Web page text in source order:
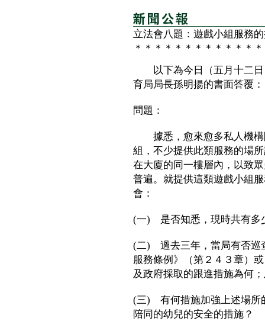
立法會八題：遊戲小組服務
＊＊＊＊＊＊＊＊＊＊＊＊
以下為今日（五月十二日
育局局長孫明揚的書面答覆：
問題：
據悉，愈來愈多私人機構
組，不少提供此類服務的場
在大廈的同一樓層內，以致
普遍。就提供這類遊戲小組
會：
(一) 是否知悉，現時共有多
(二) 過去三年，當局有否巡
服務條例》（第２４３章）
及政府採取的跟進措施為何
(三) 有何措施加強上述場所
陪同的幼兒的安全的措施？